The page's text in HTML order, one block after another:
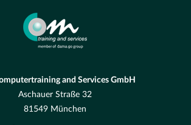
and Services GmbH
Aschauer Straße 32
81549 München